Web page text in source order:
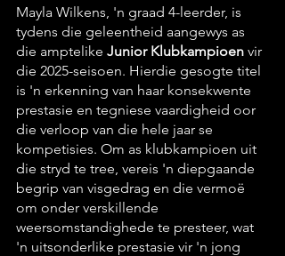
Mayla Wilkens, 'n graad 4-leerder, is
tydens die geleentheid aangewys as
die amptelike Junior Klubkampioen vir
die 2025-seisoen. Hierdie gesogte titel
is 'n erkenning van haar konsekwente
prestasie en tegniese vaardigheid oor
die verloop van die hele jaar se
kompetisies. Om as klubkampioen uit
die stryd te tree, vereis 'n diepgaande
begrip van visgedrag en die vermoë
om onder verskillende
weersomstandighede te presteer, wat
'n uitsonderlike prestasie vir 'n jong